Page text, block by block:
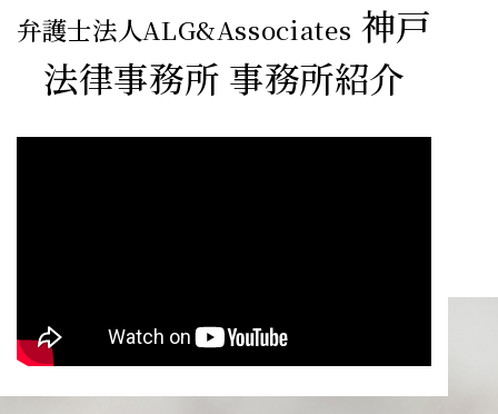
弁護士法人ALG&Associates 神戸
法律事務所 事務所紹介